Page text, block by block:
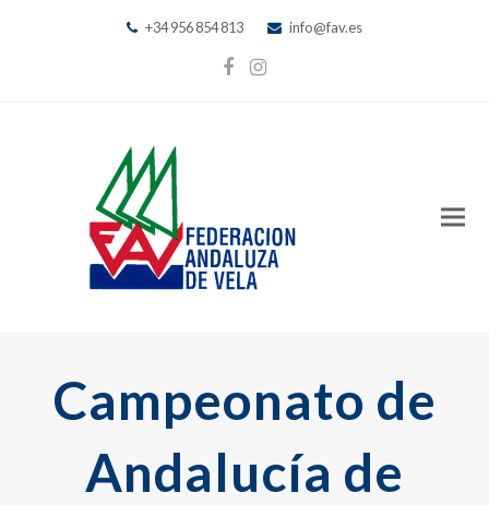
+34 956 854 813 info@fav.es
Facebook
Instagram
Campeonato de
Andalucía de